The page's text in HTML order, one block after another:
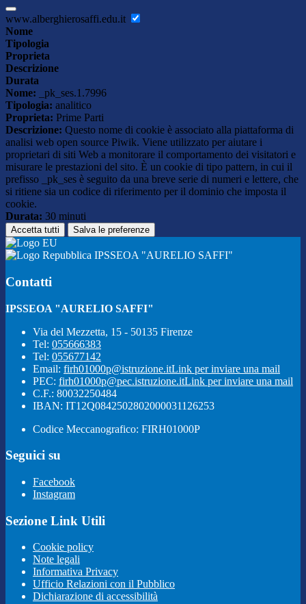
www.alberghierosaffi.edu.it
Nome
Tipologia
Proprieta
Descrizione
Durata
Nome: _pk_ses.1.7996
Tipologia: analitico
Proprieta: Prime Parti
Descrizione: Questo nome di cookie è associato alla piattaforma di
analisi web open source Piwik. Viene utilizzato per aiutare i
proprietari di siti Web a monitorare il comportamento dei visitatori e
misurare le prestazioni del sito. È un cookie di tipo pattern, in cui il
prefisso _pk_ses è seguito da una breve serie di numeri e lettere, che
si ritiene sia un codice di riferimento per il dominio che imposta il
cookie.
Durata: 30 minuti
Accetta tutti Salva le preferenze
IPSSEOA "AURELIO SAFFI"
Contatti
IPSSEOA "AURELIO SAFFI"
Via del Mezzetta, 15 - 50135 Firenze
Tel: 055666383
Tel: 055677142
Email: firh01000p@istruzione.itLink per inviare una mail
PEC: firh01000p@pec.istruzione.itLink per inviare una mail
C.F.: 80032250484
IBAN: IT12Q0842502802000031126253
Codice Meccanografico: FIRH01000P
Seguici su
Facebook
Instagram
Sezione Link Utili
Cookie policy
Note legali
Informativa Privacy
Ufficio Relazioni con il Pubblico
Dichiarazione di accessibilità